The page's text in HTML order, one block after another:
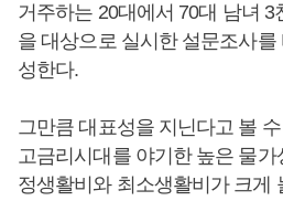
거주하는 20대에서 70대 남녀 3
을 대상으로 실시한 설문조사
성한다.
그만큼 대표성을 지닌다고 볼
고금리시대를 야기한 높은 물
정생활비와 최소생활비가 크게